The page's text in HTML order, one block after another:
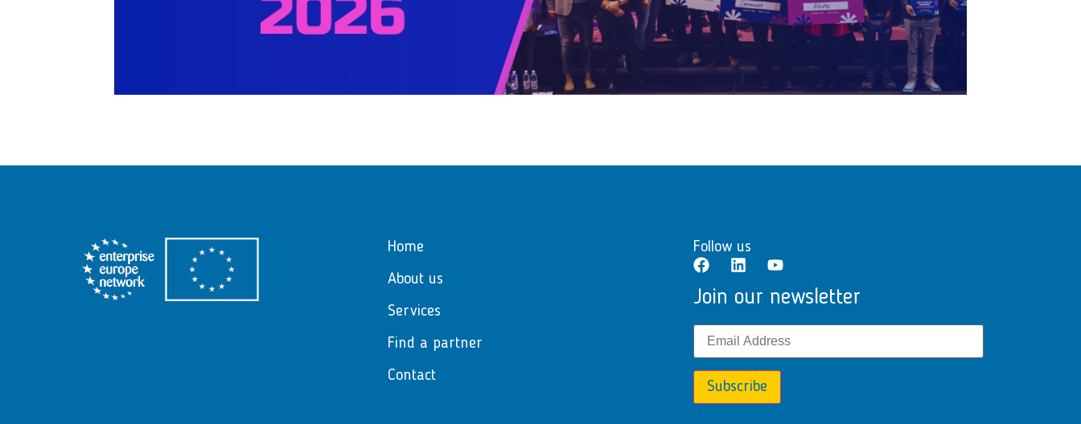
Home
About us
Services
Find a partner
Contact
Follow us
Join our newsletter
Subscribe